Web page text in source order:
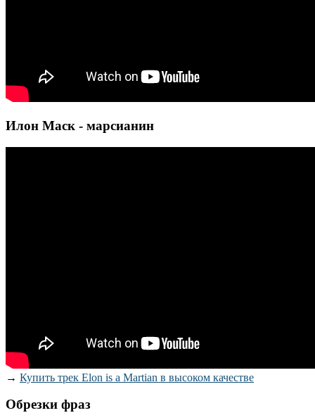
Илон Маск - марсианин
→ Купить трек Elon is a Martian в высоком качестве
Обрезки фраз